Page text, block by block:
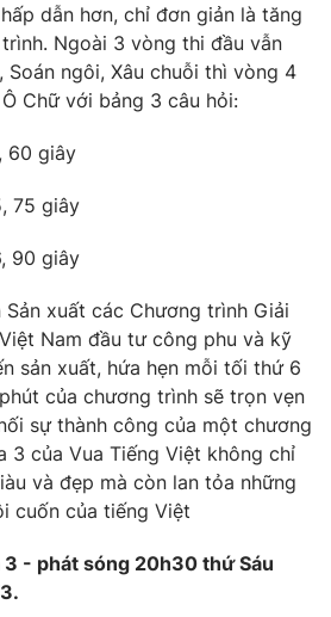
dẫn hơn, chỉ đơn giản là tăng
Ngoài 3 vòng thi đầu vẫn
Soán ngôi, Xâu chuỗi thì vòng 4
Chữ với bảng 3 câu hỏi:
60 giây
75 giây
90 giây
xuất các Chương trình Giải
Nam đầu tư công phu và kỹ
sản xuất, hứa hẹn mỗi tối thứ 6
của chương trình sẽ trọn vẹn
sự thành công của một chương
3 của Vua Tiếng Việt không chỉ
và đẹp mà còn lan tỏa những
cuốn của tiếng Việt
- phát sóng 20h30 thứ Sáu